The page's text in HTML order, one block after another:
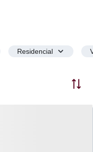
Residencial
Ordenar